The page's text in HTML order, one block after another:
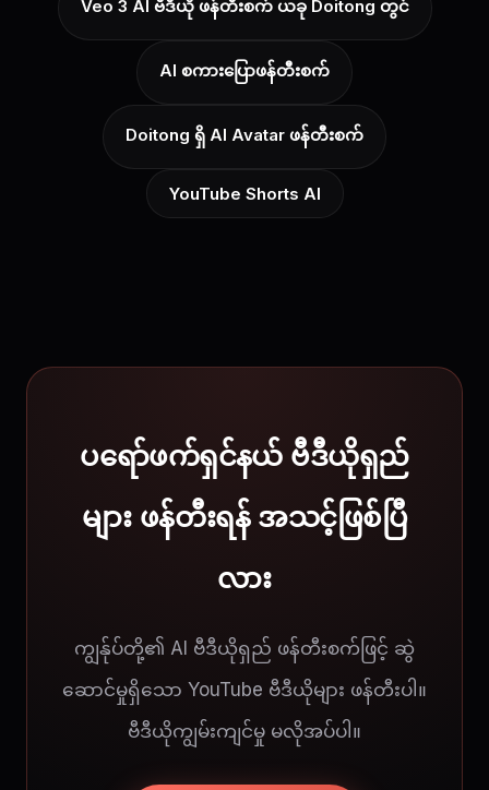
Veo 3 AI ဗီဒီယို ဖန်တီးစက် ယခု Doitong တွင်
AI စကားပြောဖန်တီးစက်
Doitong ရှိ AI Avatar ဖန်တီးစက်
YouTube Shorts AI
ပရော်ဖက်ရှင်နယ် ဗီဒီယိုရှည်
များ ဖန်တီးရန် အသင့်ဖြစ်ပြီ
လား
ကျွန်ုပ်တို့၏ AI ဗီဒီယိုရှည် ဖန်တီးစက်ဖြင့် ဆွဲ
ဆောင်မှုရှိသော YouTube ဗီဒီယိုများ ဖန်တီးပါ။
ဗီဒီယိုကျွမ်းကျင်မှု မလိုအပ်ပါ။